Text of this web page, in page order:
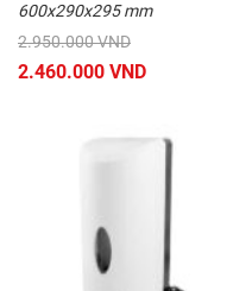
600x290x295 mm
2.950.000 VND
2.460.000 VND